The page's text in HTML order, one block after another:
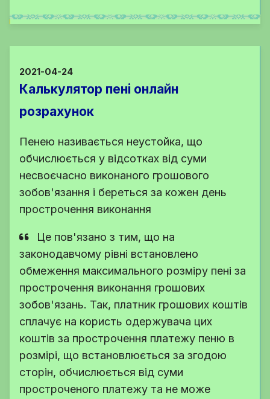
2021-04-24
Калькулятор пені онлайн
розрахунок
Пенею називається неустойка, що
обчислюється у відсотках від суми
несвоєчасно виконаного грошового
зобов'язання і береться за кожен день
прострочення виконання
Це пов'язано з тим, що на
законодавчому рівні встановлено
обмеження максимального розміру пені за
прострочення виконання грошових
зобов'язань. Так, платник грошових коштів
сплачує на користь одержувача цих
коштів за прострочення платежу пеню в
розмірі, що встановлюється за згодою
сторін, обчислюється від суми
простроченого платежу та не може